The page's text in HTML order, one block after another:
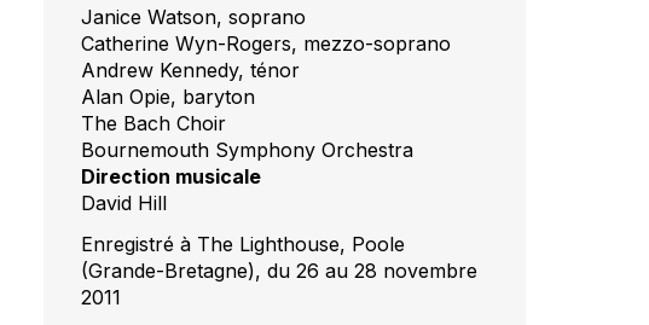
Janice Watson, soprano
Catherine Wyn-Rogers, mezzo-soprano
Andrew Kennedy, ténor
Alan Opie, baryton
The Bach Choir
Bournemouth Symphony Orchestra
Direction musicale
David Hill
Enregistré à The Lighthouse, Poole
(Grande-Bretagne), du 26 au 28 novembre
2011